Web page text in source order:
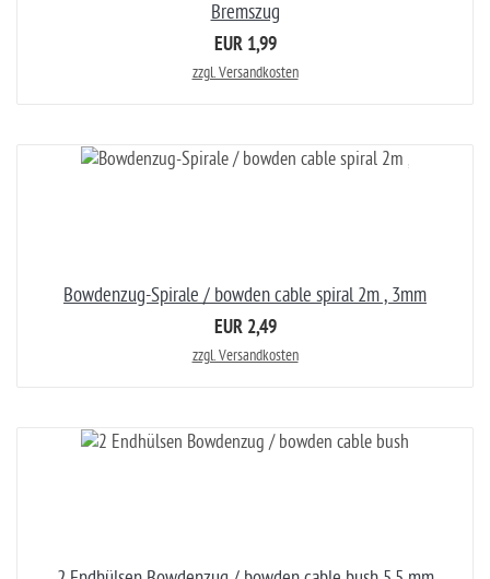
Bremszug
EUR 1,99
zzgl. Versandkosten
Bowdenzug-Spirale / bowden cable spiral 2m , 3mm
EUR 2,49
zzgl. Versandkosten